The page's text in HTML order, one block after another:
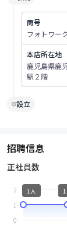
商号
フォトワー
本店所在地
鹿児島県鹿
駅２階
設立
招聘信息
正社員数
0
1
2 1人